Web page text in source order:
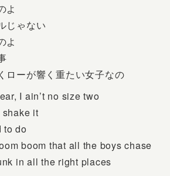
よ
じゃない
よ
ローが響く重たい女子なの
I ain’t no size two
it
to do
boom that all the boys chase
in all the right places